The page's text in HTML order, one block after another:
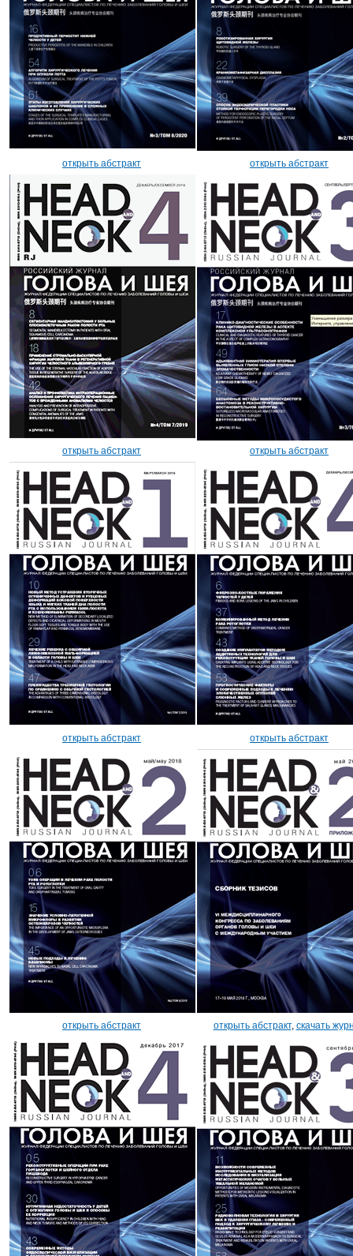
открыть абстракт открыть абстракт
открыть абстракт открыть абстракт
открыть абстракт открыть абстракт
открыть абстракт открыть абстракт, скачать